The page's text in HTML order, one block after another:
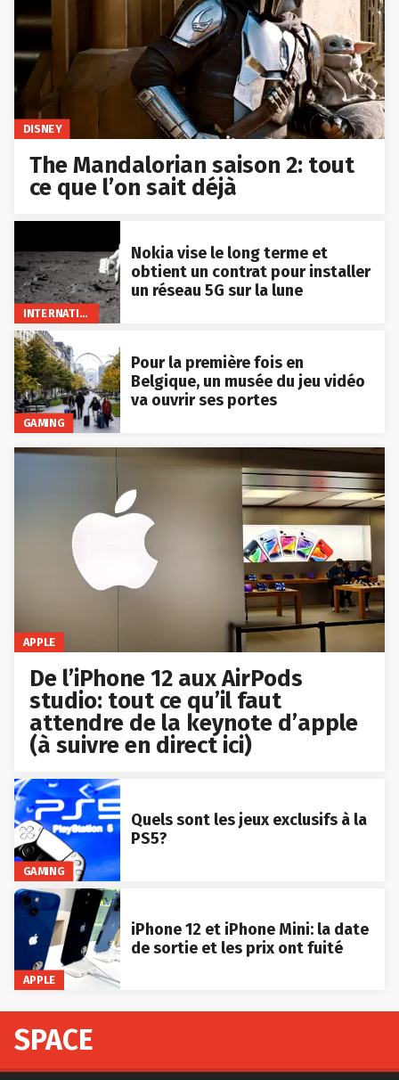
DISNEY
The Mandalorian saison 2: tout
ce que l’on sait déjà
INTERNATIONAL
Nokia vise le long terme et
obtient un contrat pour installer
un réseau 5G sur la lune
GAMING
Pour la première fois en
Belgique, un musée du jeu vidéo
va ouvrir ses portes
APPLE
De l’iPhone 12 aux AirPods
studio: tout ce qu’il faut
attendre de la keynote d’apple
(à suivre en direct ici)
GAMING
Quels sont les jeux exclusifs à la
PS5?
APPLE
iPhone 12 et iPhone Mini: la date
de sortie et les prix ont fuité
SPACE